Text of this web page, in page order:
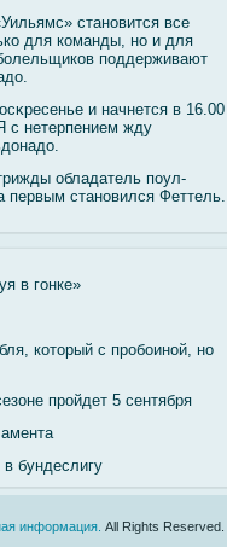
становится все
для команды, но и для
поддерживают
и начнется в 16.00
с нетерпением жду
обладатель поул-
становился Феттель.
в гонке»
который с пробоиной, но
пройдет 5 сентября
в бундеслигу
информация. All Rights Reserved.